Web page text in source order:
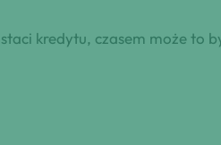
kredytu, czasem może to